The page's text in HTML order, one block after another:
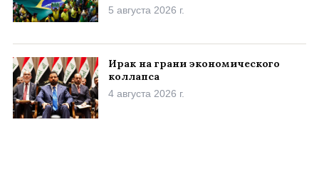
5 августа 2026 г.
Ирак на грани экономического
коллапса
4 августа 2026 г.